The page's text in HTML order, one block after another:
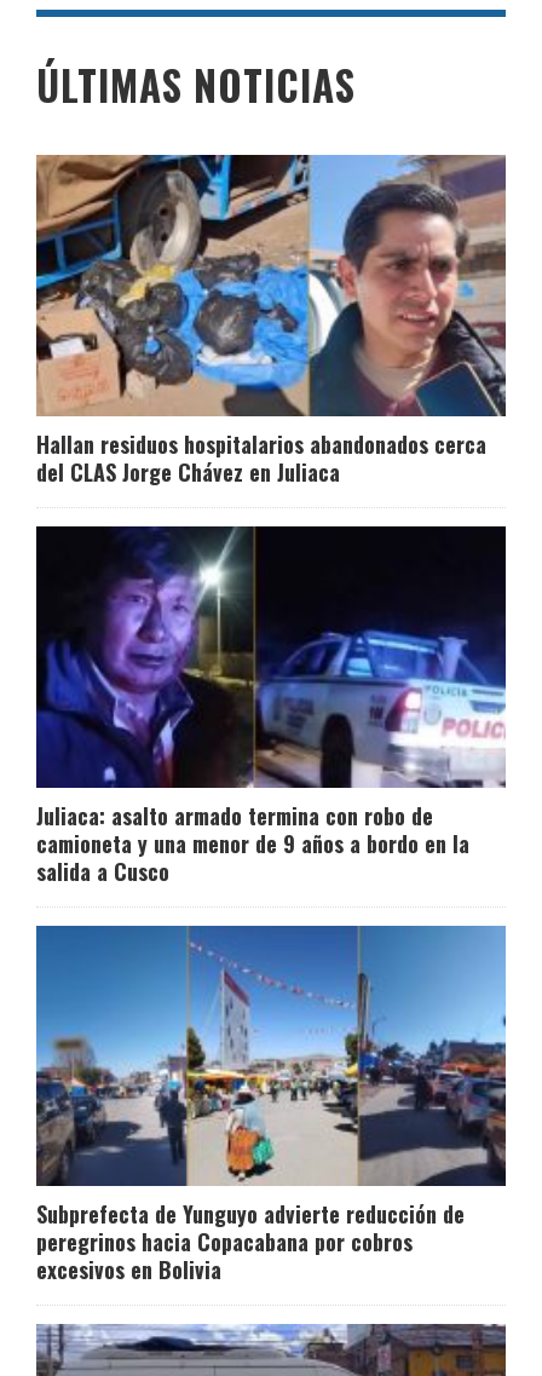
ÚLTIMAS NOTICIAS
Hallan residuos hospitalarios abandonados cerca
del CLAS Jorge Chávez en Juliaca
Juliaca: asalto armado termina con robo de
camioneta y una menor de 9 años a bordo en la
salida a Cusco
Subprefecta de Yunguyo advierte reducción de
peregrinos hacia Copacabana por cobros
excesivos en Bolivia